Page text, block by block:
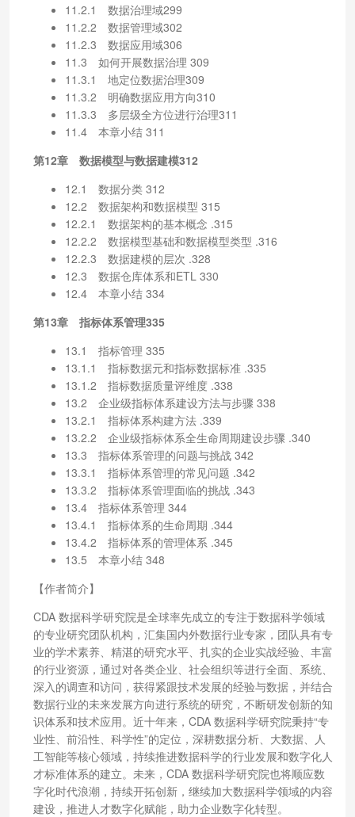
11.2.1 数据治理域299
11.2.2 数据管理域302
11.2.3 数据应用域306
11.3 如何开展数据治理 309
11.3.1 地定位数据治理309
11.3.2 明确数据应用方向310
11.3.3 多层级全方位进行治理311
11.4 本章小结 311
第12章 数据模型与数据建模312
12.1 数据分类 312
12.2 数据架构和数据模型 315
12.2.1 数据架构的基本概念 .315
12.2.2 数据模型基础和数据模型类型 .316
12.2.3 数据建模的层次 .328
12.3 数据仓库体系和ETL 330
12.4 本章小结 334
第13章 指标体系管理335
13.1 指标管理 335
13.1.1 指标数据元和指标数据标准 .335
13.1.2 指标数据质量评维度 .338
13.2 企业级指标体系建设方法与步骤 338
13.2.1 指标体系构建方法 .339
13.2.2 企业级指标体系全生命周期建设步骤 .340
13.3 指标体系管理的问题与挑战 342
13.3.1 指标体系管理的常见问题 .342
13.3.2 指标体系管理面临的挑战 .343
13.4 指标体系管理 344
13.4.1 指标体系的生命周期 .344
13.4.2 指标体系的管理体系 .345
13.5 本章小结 348
【作者简介】
CDA 数据科学研究院是全球率先成立的专注于数据科学领域
的专业研究团队机构，汇集国内外数据行业专家，团队具有专
业的学术素养、精湛的研究水平、扎实的企业实战经验、丰富
的行业资源，通过对各类企业、社会组织等进行全面、系统、
深入的调查和访问，获得紧跟技术发展的经验与数据，并结合
数据行业的未来发展方向进行系统的研究，不断研发创新的知
识体系和技术应用。近十年来，CDA 数据科学研究院秉持“专
业性、前沿性、科学性”的定位，深耕数据分析、大数据、人
工智能等核心领域，持续推进数据科学的行业发展和数字化人
才标准体系的建立。未来，CDA 数据科学研究院也将顺应数
字化时代浪潮，持续开拓创新，继续加大数据科学领域的内容
建设，推进人才数字化赋能，助力企业数字化转型。